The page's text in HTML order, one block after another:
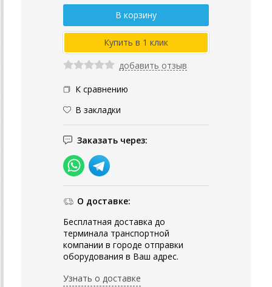
добавить отзыв
К сравнению
В закладки
Заказать через:
О доставке:
Бесплатная доставка до
терминала транспортной
компании в городе отправки
оборудования в Ваш адрес.
Узнать о доставке